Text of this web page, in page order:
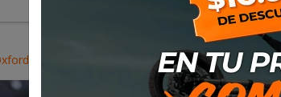
Leverlock Alarma Black